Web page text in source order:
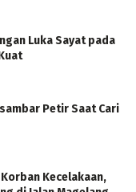
Luka Sayat pada
Petir Saat Cari
Kecelakaan,